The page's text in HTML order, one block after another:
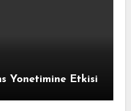
Yonetimine Etkisi